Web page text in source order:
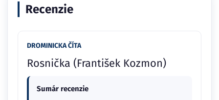
Recenzie
DROMINICKA ČÍTA
Rosnička (František Kozmon)
Sumár recenzie